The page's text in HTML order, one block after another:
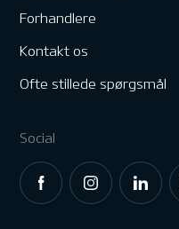
Forhandlere
Kontakt os
Ofte stillede spørgsmål
Social